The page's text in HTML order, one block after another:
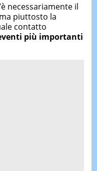
necessariamente il
piuttosto la
contatto
più importanti